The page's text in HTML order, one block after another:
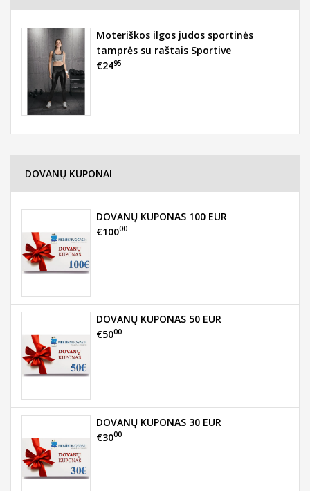
Moteriškos ilgos judos sportinės
tamprės su raštais Sportive
€2495
DOVANŲ KUPONAI
DOVANŲ KUPONAS 100 EUR
€10000
DOVANŲ KUPONAS 50 EUR
€5000
DOVANŲ KUPONAS 30 EUR
€3000